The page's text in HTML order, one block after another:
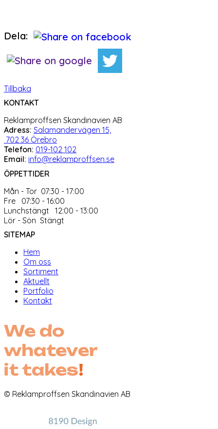
Dela:
Tillbaka
KONTAKT
Reklamproffsen Skandinavien AB
Adress: Salamandervägen 15,
702 36 Örebro
Telefon: 019-102 102
Email: info@reklamproffsen.se
ÖPPETTIDER
Mån - Tor 07:30 - 17:00
Fre 07:30 - 16:00
Lunchstängt 12:00 - 13:00
Lör - Sön Stängt
SITEMAP
Hem
Om oss
Sortiment
Aktuellt
Portfolio
Kontakt
We do
whatever
it takes!
© Reklamproffsen Skandinavien AB